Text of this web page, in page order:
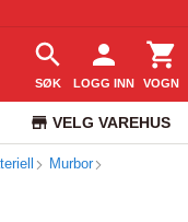
SØK LOGG INN VOGN
VELG VAREHUS
KUNDESERVICE
Murbor